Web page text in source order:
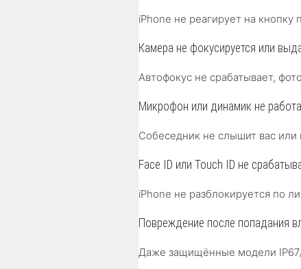
iPhone не реагирует на
Камера не фокусируется или
Автофокус не срабатывает,
Микрофон или динамик не
Собеседник не слышит вас
Face ID или Touch ID не
iPhone не разблокируется по
Повреждение после попадания
Даже защищённые модели IP67/